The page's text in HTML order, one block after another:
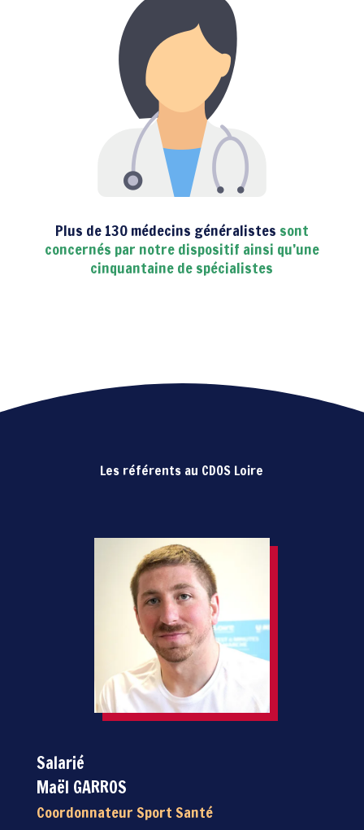
Plus de 130 médecins généralistes sont
concernés par notre dispositif ainsi qu’une
cinquantaine de spécialistes
Les référents au CDOS Loire
Salarié
Maël GARROS
Coordonnateur Sport Santé